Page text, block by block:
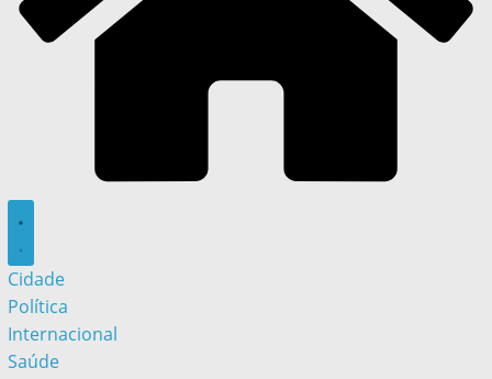
Cidade
Política
Internacional
Saúde